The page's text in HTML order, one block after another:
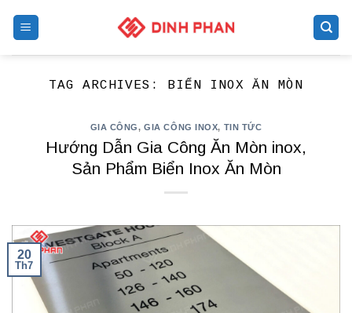
TAG ARCHIVES: BIỂN INOX ĂN MÒN
GIA CÔNG,GIA CÔNG INOX, TIN TỨC
Hướng Dẫn Gia Công Ăn Mòn inox,
Sản Phẩm Biển Inox Ăn Mòn
20
Th7